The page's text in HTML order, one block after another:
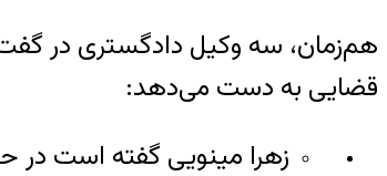
هم‌زمان، سه وکیل دادگستری در
قضایی به دست می‌دهد: